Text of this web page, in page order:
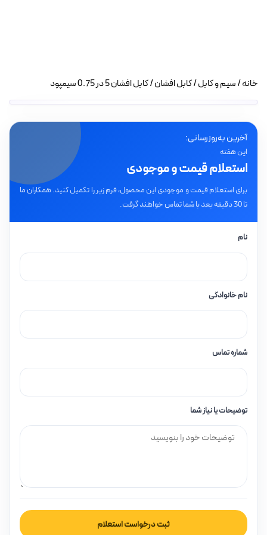
خانه/سیم و کابل/کابل افشان/ کابل افشان 5 در 0.75 سیمپود
آخرین به‌روزرسانی:
این هفته
استعلام قیمت و موجودی
برای استعلام قیمت و موجودی این محصول، فرم زیر را تکمیل کنید. همکاران ما
تا 30 دقیقه بعد با شما تماس خواهند گرفت.
نام
نام خانوادگی
شماره تماس
توضیحات یا نیاز شما
ثبت درخواست استعلام